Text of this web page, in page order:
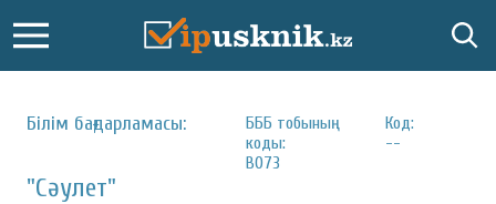
Білім бағдарламасы:
БББ тобының
коды:
B073
Код:
--
"Сәулет"